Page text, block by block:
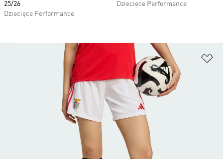
25/26
Dziecięce Performance
Dziecięce Performance